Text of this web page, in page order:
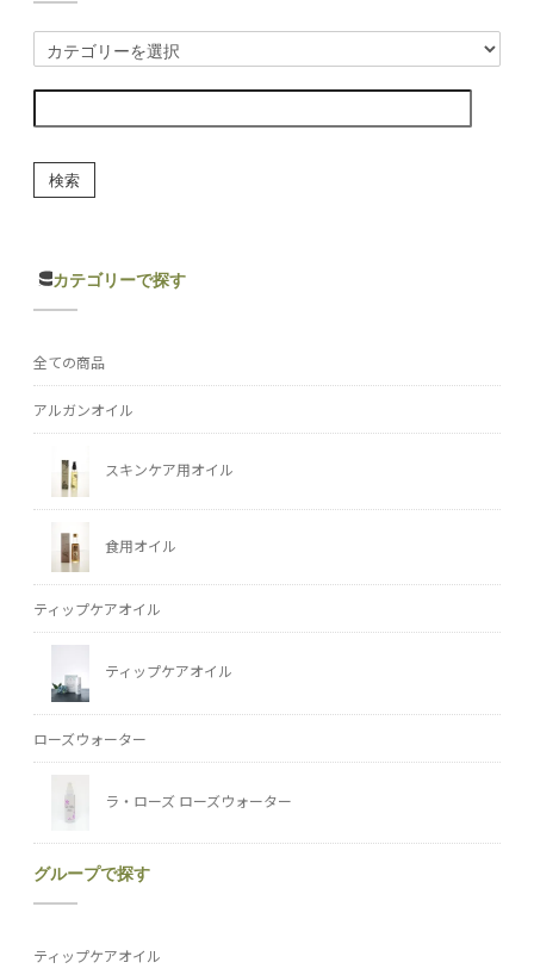
検索
カテゴリーで探す
全ての商品
アルガンオイル
スキンケア用オイル
食用オイル
ティップケアオイル
ティップケアオイル
ローズウォーター
ラ・ローズ ローズウォーター
グループで探す
ティップケアオイル